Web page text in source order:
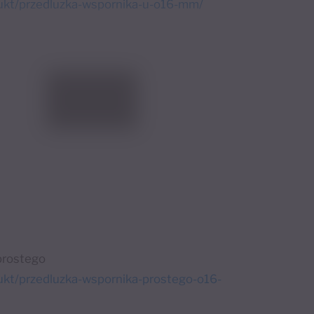
przedluzka-wspornika-u-o16-mm/
przedluzka-wspornika-prostego-o16-